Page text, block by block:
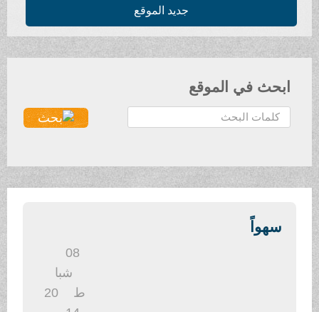
جديد الموقع
ابحث في الموقع
ح
ث
سهواً
شبا